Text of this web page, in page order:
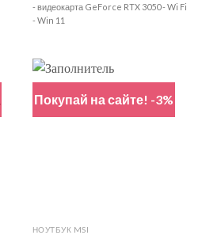
- видеокарта GeForce RTX 3050 - Wi Fi
- Win 11
Покупай на сайте! -3%
НОУТБУК MSI